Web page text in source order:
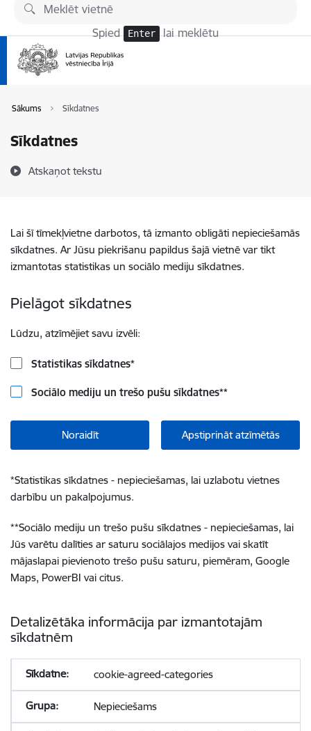
Pāriet uz lapas saturu
Spied Enter lai meklētu
Sākums Sīkdatnes
Sīkdatnes
Atskaņot tekstu
Lai šī tīmekļvietne darbotos, tā izmanto obligāti nepieciešamās
sīkdatnes. Ar Jūsu piekrišanu papildus šajā vietnē var tikt
izmantotas statistikas un sociālo mediju sīkdatnes.
Pielāgot sīkdatnes
Lūdzu, atzīmējiet savu izvēli:
Statistikas sīkdatnes*
Sociālo mediju un trešo pušu sīkdatnes**
Noraidīt Apstiprināt atzīmētās
*Statistikas sīkdatnes - nepieciešamas, lai uzlabotu vietnes
darbību un pakalpojumus.
**Sociālo mediju un trešo pušu sīkdatnes - nepieciešamas, lai
Jūs varētu dalīties ar saturu sociālajos medijos vai skatīt
mājaslapai pievienoto trešo pušu saturu, piemēram, Google
Maps, PowerBI vai citus.
Detalizētāka informācija par izmantotajām
sīkdatnēm
cookie-agreed-categories
Nepieciešams